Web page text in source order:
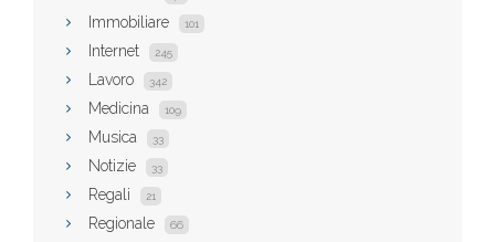
Immobiliare 101
Internet 245
Lavoro 342
Medicina 109
Musica 33
Notizie 33
Regali 21
Regionale 66